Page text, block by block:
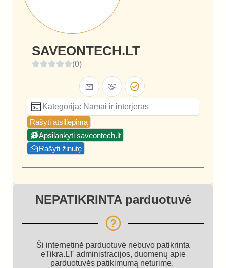
SAVEONTECH.LT
(0)
Kategorija: Namai ir interjeras
Rašyti atsiliepimą
Apsilankyti saveontech.lt
Rašyti žinutę
NEPATIKRINTA parduotuvė
Ši internetinė parduotuvė nebuvo patikrinta
eTikra.LT administracijos, duomenų apie
parduotuvės patikimumą neturime.